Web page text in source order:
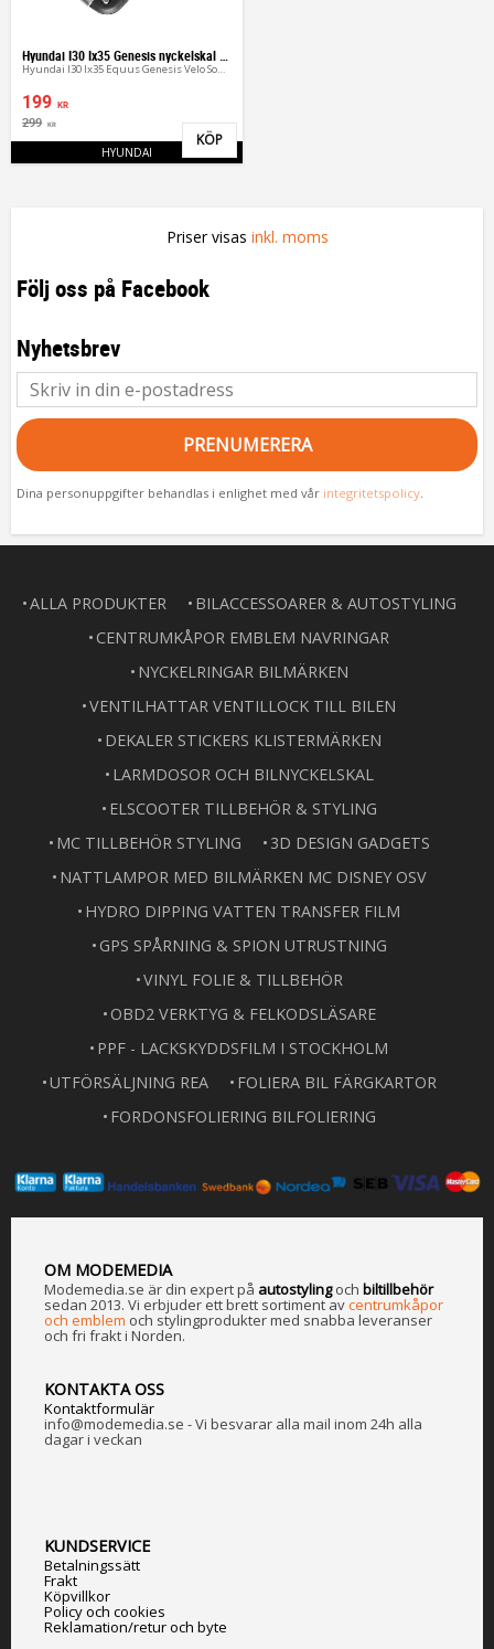
Hyundai I30 Ix35 Equus Genesis Velo Sonata nyckel
199 KR
299 KR
HYUNDAI Lägg till i favoriter
KÖP
Priser visas inkl. moms
Följ oss på Facebook
Nyhetsbrev
PRENUMERERA
Dina personuppgifter behandlas i enlighet med vår integritetspolicy.
ALLA PRODUKTER
BILACCESSOARER & AUTOSTYLING
CENTRUMKÅPOR EMBLEM NAVRINGAR
NYCKELRINGAR BILMÄRKEN
VENTILHATTAR VENTILLOCK TILL BILEN
DEKALER STICKERS KLISTERMÄRKEN
LARMDOSOR OCH BILNYCKELSKAL
ELSCOOTER TILLBEHÖR & STYLING
MC TILLBEHÖR STYLING
3D DESIGN GADGETS
NATTLAMPOR MED BILMÄRKEN MC DISNEY OSV
HYDRO DIPPING VATTEN TRANSFER FILM
GPS SPÅRNING & SPION UTRUSTNING
VINYL FOLIE & TILLBEHÖR
OBD2 VERKTYG & FELKODSLÄSARE
PPF - LACKSKYDDSFILM I STOCKHOLM
UTFÖRSÄLJNING REA
FOLIERA BIL FÄRGKARTOR
FORDONSFOLIERING BILFOLIERING
OM MODEMEDIA
Modemedia.se är din expert på autostylingoch biltillbehör
sedan 2013. Vi erbjuder ett brett sortiment avcentrumkåpor
och emblem och stylingprodukter med snabba leveranser
och fri frakt i Norden.
KONTAKTA OSS
Kontaktformulär
info@modemedia.se - Vi besvarar alla mail inom 24h alla
dagar i veckan
KUNDSERVICE
Betalningssätt
Frakt
Köpvillkor
Policy och cookies
Reklamation/retur och byte